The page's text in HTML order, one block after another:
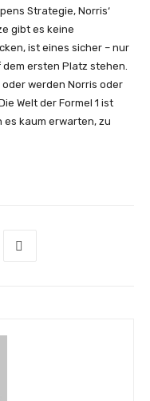
Strategie, Norris‘
gibt es keine
ist eines sicher – nur
ersten Platz stehen.
werden Norris oder
Welt der Formel 1 ist
es kaum erwarten, zu